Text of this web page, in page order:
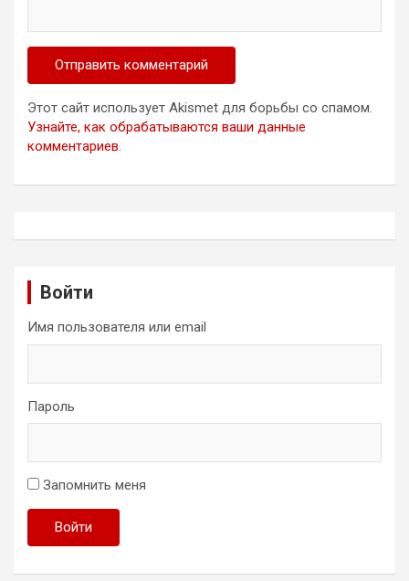
Этот сайт использует Akismet для борьбы со спамом.
Узнайте, как обрабатываются ваши данные
комментариев.
Войти
Имя пользователя или email
Пароль
Запомнить меня
Войти